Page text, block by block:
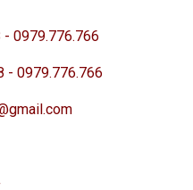
0979.776.766
- 0979.776.766